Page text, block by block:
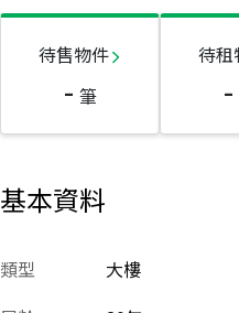
待售物件
- 筆
待租
-
基本資料
類型
大樓